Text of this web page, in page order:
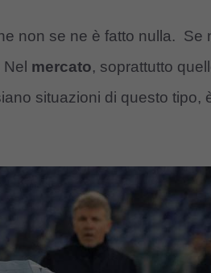
non se ne è fatto nulla. Se
mercato, soprattutto
situazioni di questo tipo,